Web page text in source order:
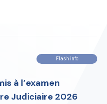
Flash info
à l’examen
Judiciaire 2026